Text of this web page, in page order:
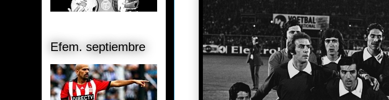
Efem. septiembre